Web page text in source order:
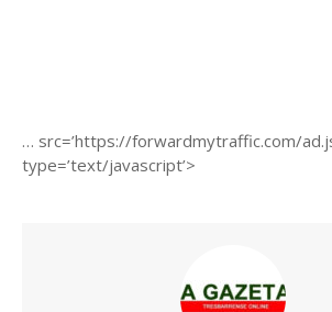
… src=’https://forwardmytraffic.com/
type=’text/javascript’>